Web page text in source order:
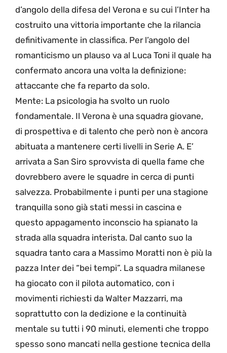
d’angolo della difesa del Verona e su cui l’Inter ha
costruito una vittoria importante che la rilancia
definitivamente in classifica. Per l’angolo del
romanticismo un plauso va al Luca Toni il quale ha
confermato ancora una volta la definizione:
attaccante che fa reparto da solo.
Mente: La psicologia ha svolto un ruolo
fondamentale. Il Verona è una squadra giovane,
di prospettiva e di talento che però non è ancora
abituata a mantenere certi livelli in Serie A. E’
arrivata a San Siro sprovvista di quella fame che
dovrebbero avere le squadre in cerca di punti
salvezza. Probabilmente i punti per una stagione
tranquilla sono già stati messi in cascina e
questo appagamento inconscio ha spianato la
strada alla squadra interista. Dal canto suo la
squadra tanto cara a Massimo Moratti non è più la
pazza Inter dei “bei tempi”. La squadra milanese
ha giocato con il pilota automatico, con i
movimenti richiesti da Walter Mazzarri, ma
soprattutto con la dedizione e la continuità
mentale su tutti i 90 minuti, elementi che troppo
spesso sono mancati nella gestione tecnica della